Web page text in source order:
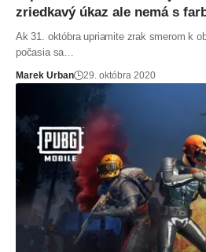
zriedkavý úkaz ale nemá s
Ak 31. októbra upriamite zrak smerom k
počasia sa…
Marek Urban 29. októbra 2020